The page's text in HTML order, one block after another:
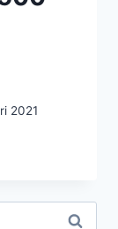
2021